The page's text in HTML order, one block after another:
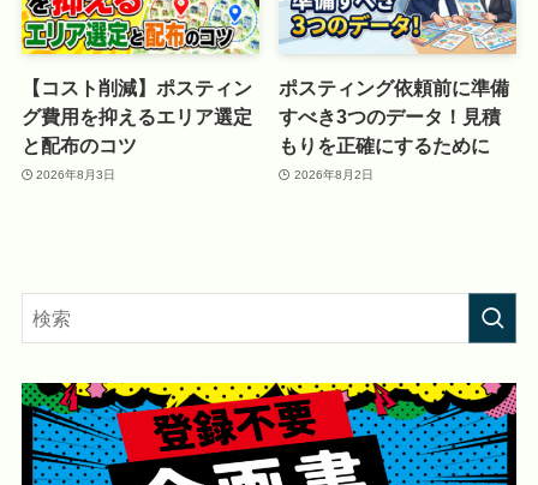
【コスト削減】ポスティン
グ費用を抑えるエリア選定
と配布のコツ
2026年8月3日
ポスティング依頼前に準備
すべき3つのデータ！見積
もりを正確にするために
2026年8月2日